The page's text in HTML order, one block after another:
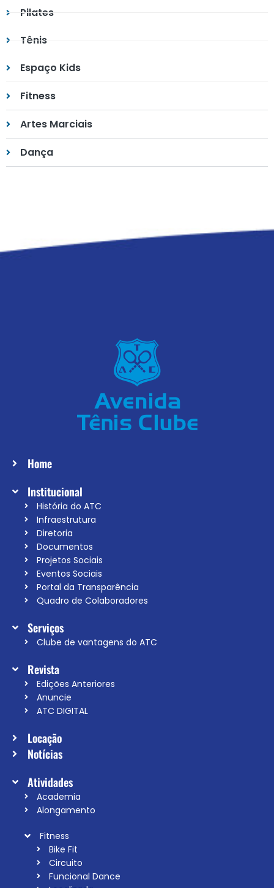
Pilates
Tênis
Espaço Kids
Fitness
Artes Marciais
Dança
Home
Institucional
História do ATC
Infraestrutura
Diretoria
Documentos
Projetos Sociais
Eventos Sociais
Portal da Transparência
Quadro de Colaboradores
Serviços
Clube de vantagens do ATC
Revista
Edições Anteriores
Anuncie
ATC DIGITAL
Locação
Notícias
Atividades
Academia
Alongamento
Fitness
Bike Fit
Circuito
Funcional Dance